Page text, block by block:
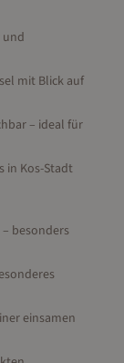
und
mit Blick auf
– ideal für
in Kos-Stadt
besonders
einsamen